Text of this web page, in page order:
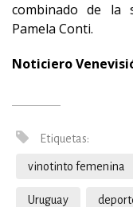
combinado de la
Pamela Conti.
Noticiero
Etiquetas:
vinotinto femenina
Uruguay